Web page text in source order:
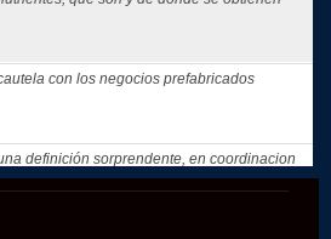
con los negocios prefabricados
definición sorprendente, en coordinacion